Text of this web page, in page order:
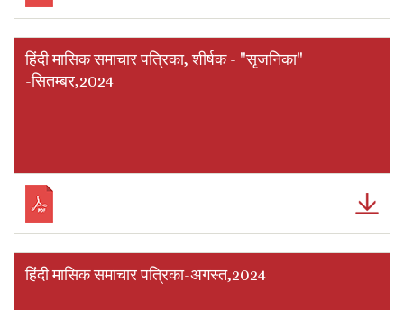
हिंदी मासिक समाचार पत्रिका, शीर्षक - "सृजनिका"
-सितम्बर,2024
हिंदी मासिक समाचार पत्रिका-अगस्त,2024